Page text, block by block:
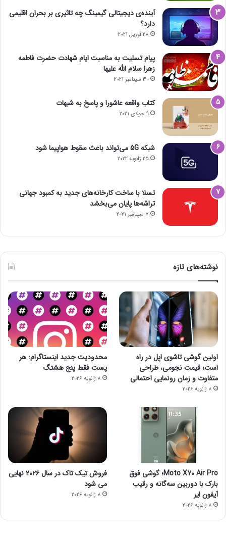
آینده‌ی دیجیتالی گیمینگ چه تاثیری بر بحران اقلیمی
دارد؟
28 آوریل 2021
پیام تسلیت به مناسبت ایام شهادت حضرت فاطمه
زهرا سلام الله علیها
30 سپتامبر 2021
کتاب واقعه عاشورا و پاسخ به شبهات
9 جولای 2021
شبکه 5G می‌تواند باعث سقوط هواپیما شود
25 ژانویه 2022
تسلا با ساخت کارخانه‌های جدید به کمبود جهانی
تراشه‌ها پایان می‌بخشد
7 سپتامبر 2021
نوشته‌های تازه
اولین گوشی تاشوی اپل در راه
است؛ قیمت نجومی، طراحی
متفاوت و زمان رونمایی احتمالی
8 ژانویه 2026
محدودیت جدید اینستاگرام: هر
پست فقط پنج هشتگ
8 ژانویه 2026
Moto X70 Air Pro؛ گوشی فوق
بارک با دوربین سه‌گانه و رقیب
آیفون ایر
8 ژانویه 2026
فروش تیک تاک در سال ۲۰۲۶ نهایی
می شود
8 ژانویه 2026